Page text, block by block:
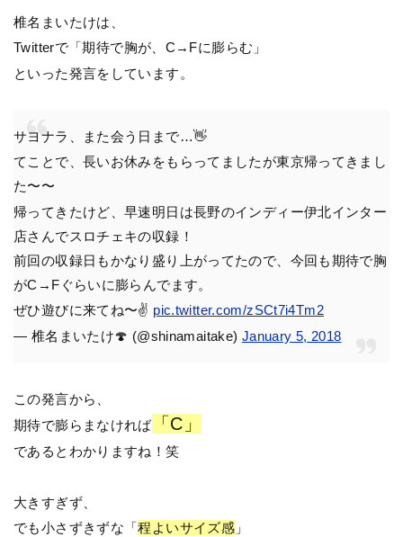
椎名まいたけは、
Twitterで「期待で胸が、C→Fに膨らむ」
といった発言をしています。
サヨナラ、また会う日まで…👋
てことで、長いお休みをもらってましたが東京帰ってきまし
た〜〜
帰ってきたけど、早速明日は長野のインディー伊北インター
店さんでスロチェキの収録！
前回の収録日もかなり盛り上がってたので、今回も期待で胸
がC→Fぐらいに膨らんでます。
ぜひ遊びに来てね〜✌️ pic.twitter.com/zSCt7i4Tm2
— 椎名まいたけ🍄 (@shinamaitake) January 5, 2018
この発言から、
期待で膨らまなければ「C」
であるとわかりますね！笑
大きすぎず、
でも小さずきずな「程よいサイズ感 」